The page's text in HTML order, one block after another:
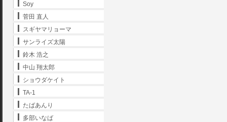
Soy
菅田 直人
スギヤマリョーマ
サンライズ太陽
鈴木 浩之
中山 翔太郎
ショウダケイト
TA-1
たばあんり
多部いなば